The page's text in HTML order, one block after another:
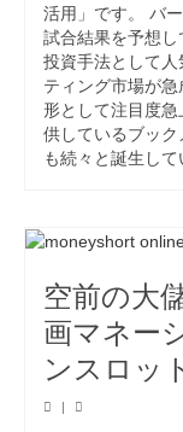
活用」です。 バ
試合結果を予想
投資手法として
ティング市場が
形として注目度
供しているブッ
も続々と誕生して
空前の大
画マネー
ンスロッ